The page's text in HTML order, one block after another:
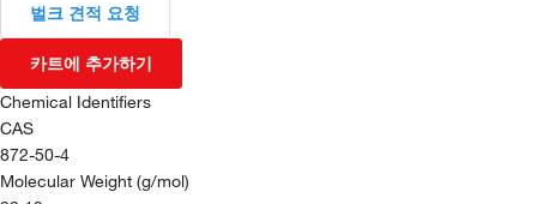
벌크 견적 요청
카트에 추가하기
Chemical Identifiers
CAS
872-50-4
Molecular Weight (g/mol)